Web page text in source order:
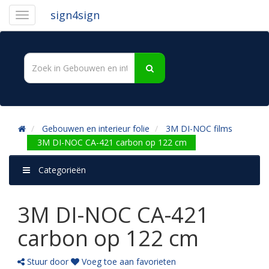
sign4sign
Gebouwen en interieur folie
3M DI-NOC films
3M DI-NOC CA-421 carbon op 122 cm
Categorieën
3M DI-NOC CA-421
carbon op 122 cm
Stuur door Voeg toe aan favorieten